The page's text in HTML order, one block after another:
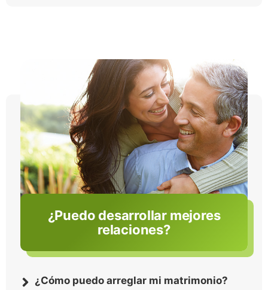
¿Puedo desarrollar mejores
relaciones?
¿Cómo puedo arreglar mi matrimonio?